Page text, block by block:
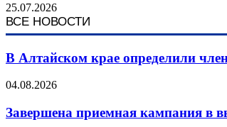
25.07.2026
ВСЕ НОВОСТИ
В Алтайском крае определили
04.08.2026
Завершена приемная кампания в